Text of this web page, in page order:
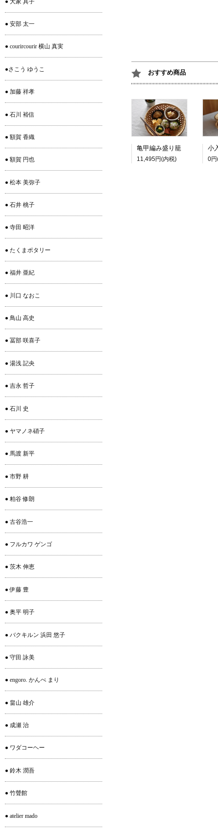
おすすめ商品
亀甲編み盛り籠
11,495円(内税) 0
● 安部 太一
● courircourir 横山 真実
●さこう ゆうこ
● 加藤 祥孝
● 石川 裕信
● 額賀 香織
● 額賀 円也
● 松本 美弥子
● 石井 桃子
● 寺田 昭洋
● たくまポタリー
● 福井 亜紀
● 川口 なおこ
● 鳥山 高史
● 冨部 咲喜子
● 湯浅 記央
● 吉永 哲子
● 石川 史
● ヤマノネ硝子
● 馬渡 新平
● 市野 耕
● 粕谷 修朗
● 古谷浩一
● フルカワ ゲンゴ
● 茨木 伸恵
● 伊藤 豊
● 奥平 明子
● バクキルン 浜田 悠子
● 守田 詠美
● engoro. かんべ まり
● 畠山 雄介
● 成瀬 治
● ワダコーヘー
● 鈴木 潤吾
● 竹聲館
● atelier mado